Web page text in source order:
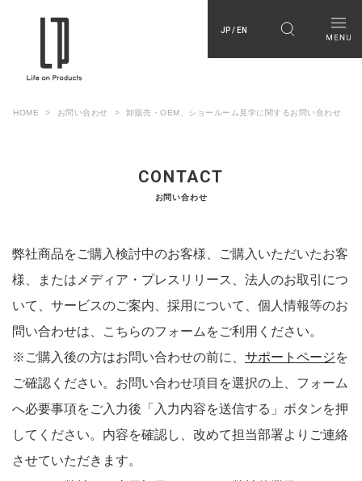
JP / EN
HOME お問い合わせ 卸販売・OEM、ショールーム見学に関するお問い合わせ
CONTACT
お問い合わせ
弊社商品をご購入検討中のお客様、ご購入いただいたお客
様、またはメディア・プレスリリース、法人のお取引につ
いて、サービスのご案内、採用について、個人情報等のお
問い合わせは、こちらのフォームをご利用ください。
※ご購入後の方はお問い合わせの前に、 サポートページを
ご確認ください。お問い合わせ項目を選択の上、フォーム
へ必要事項をご入力後「入力内容を送信する」ボタンを押
してください。内容を確認し、改めて担当部署よりご連絡
させていただきます。